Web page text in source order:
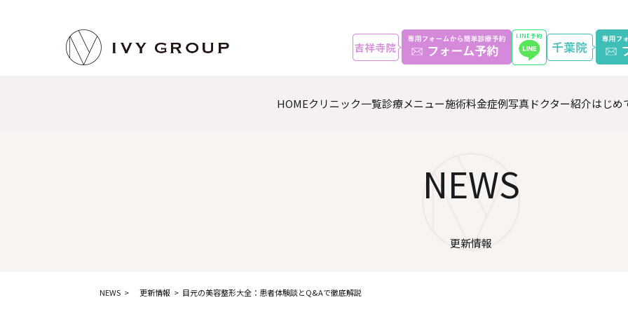
HOMEクリニック一覧診療メニュー施術料金症例写真ドクター紹介はじめ
NEWS
更新情報
NEWS 更新情報 目元の美容整形大全：患者体験談とQ&Aで徹底解説